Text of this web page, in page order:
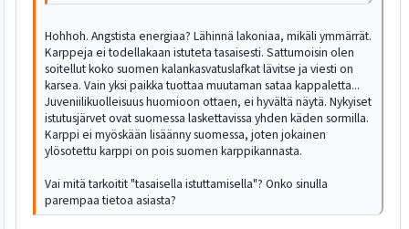
Hohhoh. Angstista energiaa? Lähinnä lakoniaa, mikäli ymmärrät.
Karppeja ei todellakaan istuteta tasaisesti. Sattumoisin olen
soitellut koko suomen kalankasvatuslafkat lävitse ja viesti on
karsea. Vain yksi paikka tuottaa muutaman sataa kappaletta...
Juveniilikuolleisuus huomioon ottaen, ei hyvältä näytä. Nykyiset
istutusjärvet ovat suomessa laskettavissa yhden käden sormilla.
Karppi ei myöskään lisäänny suomessa, joten jokainen
ylösotettu karppi on pois suomen karppikannasta.
Vai mitä tarkoitit "tasaisella istuttamisella"? Onko sinulla
parempaa tietoa asiasta?